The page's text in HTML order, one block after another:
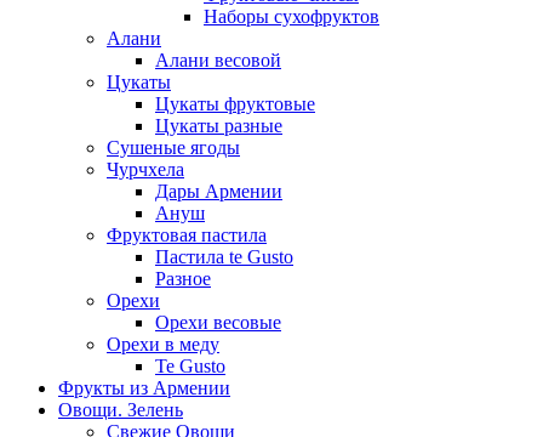
Наборы сухофруктов
Алани
Алани весовой
Цукаты
Цукаты фруктовые
Цукаты разные
Сушеные ягоды
Чурчхела
Дары Армении
Ануш
Фруктовая пастила
Пастила te Gusto
Разное
Орехи
Орехи весовые
Орехи в меду
Te Gusto
Фрукты из Армении
Овощи. Зелень
Свежие Овощи